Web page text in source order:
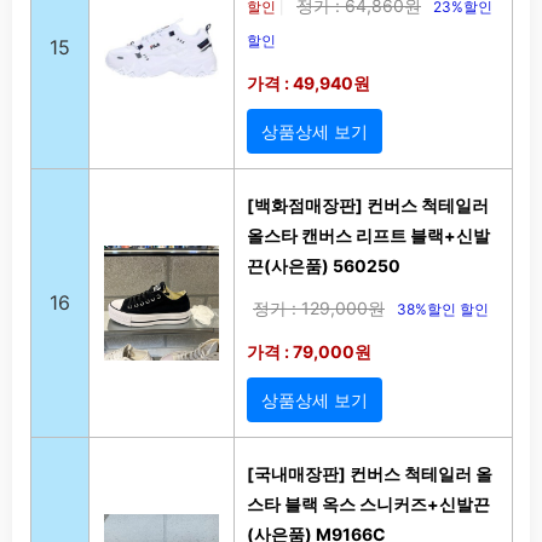
15
할인 정가 : 64,860원
23%할인
할인
가격 : 49,940원
상품상세 보기
16
[백화점매장판] 컨버스 척테일러
올스타 캔버스 리프트 블랙+신발
끈(사은품) 560250
정가 : 129,000원 38%할인 할인
가격 : 79,000원
상품상세 보기
[국내매장판] 컨버스 척테일러 올
스타 블랙 옥스 스니커즈+신발끈
(사은품) M9166C